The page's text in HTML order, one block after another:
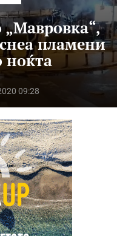
пламени
ноќта
09:28